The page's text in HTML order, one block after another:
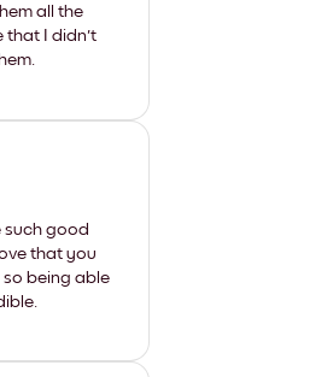
all the
that I didn't
such good
that you
being able